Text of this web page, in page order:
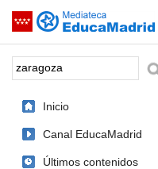
Saltar navegación
Palabra o frase:
Inicio
Canal EducaMadrid
Últimos contenidos